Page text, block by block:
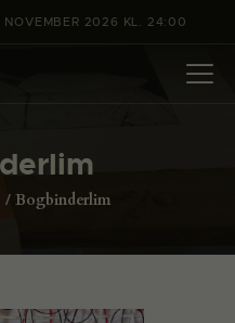
NOVEMBER 2026 KL. 24:00
Bogbinderlim